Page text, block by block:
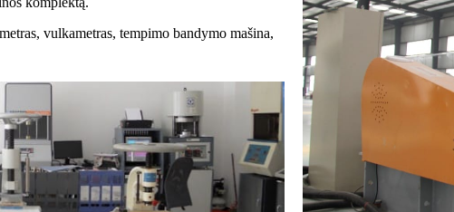
vulkametras, tempimo bandymo mašina,